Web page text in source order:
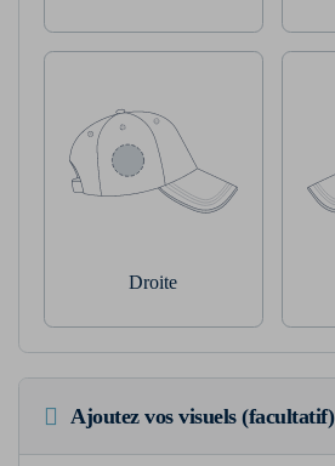
Droite
Ajoutez vos visuels (facultatif)